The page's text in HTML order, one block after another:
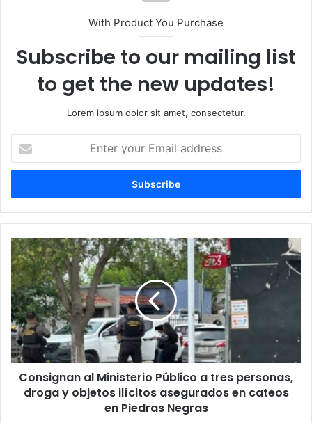
With Product You Purchase
Subscribe to our mailing list
to get the new updates!
Lorem ipsum dolor sit amet, consectetur.
t
r
y
u
r
E
m
a
i
l
a
d
C
o
n
s
i
g
n
a
n
Consignan al Ministerio Público a tres personas,
droga y objetos ilícitos asegurados en cateos
en Piedras Negras